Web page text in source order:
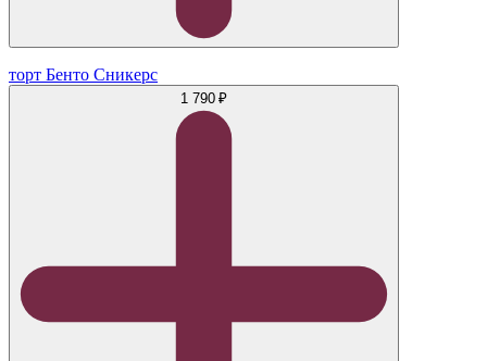
торт Бенто Сникерс
1 790 ₽